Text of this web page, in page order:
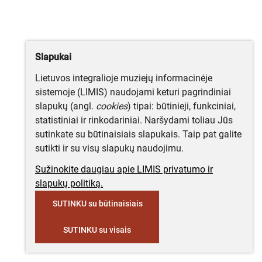
Slapukai
Lietuvos integralioje muziejų informacinėje
sistemoje (LIMIS) naudojami keturi pagrindiniai
slapukų (angl. cookies) tipai: būtinieji, funkciniai,
statistiniai ir rinkodariniai. Naršydami toliau Jūs
sutinkate su būtinaisiais slapukais. Taip pat galite
sutikti ir su visų slapukų naudojimu.
Sužinokite daugiau apie LIMIS privatumo ir
slapukų politiką.
SUTINKU su būtinaisiais
SUTINKU su visais